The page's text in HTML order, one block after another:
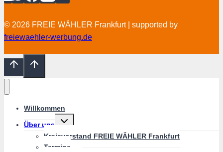
© 2026 FREIE WÄHLER Frankfurt | supported by
freiewaehler-werbung.de
Willkommen
Über uns
Untermenü
umschalten
Kreisvorstand FREIE WÄHLER Frankfurt
Termine